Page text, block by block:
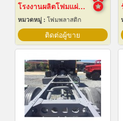
โรงงานผลิตโฟมแผ่นเกรด A ชลบุรี
หมวดหมู่ : โฟมพลาสติก
ติดต่อผู้ขาย